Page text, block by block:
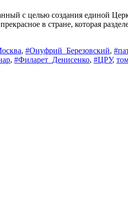
с целью создания единой
в стране, которая
, #Онуфрий_Березовский,
, #Филарет_Денисенко, #ЦРУ,